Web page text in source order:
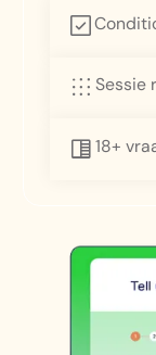
Sessie
18+